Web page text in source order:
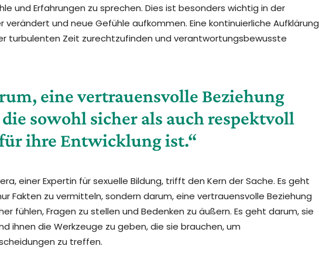
und Erfahrungen zu sprechen. Dies ist besonders wichtig in der
verändert und neue Gefühle aufkommen. Eine kontinuierliche Aufklärung
turbulenten Zeit zurechtzufinden und verantwortungsbewusste
eine vertrauensvolle Beziehung
sowohl sicher als auch respektvoll
ihre Entwicklung ist.“
einer Expertin für sexuelle Bildung, trifft den Kern der Sache. Es geht
Fakten zu vermitteln, sondern darum, eine vertrauensvolle Beziehung
fühlen, Fragen zu stellen und Bedenken zu äußern. Es geht darum, sie
ihnen die Werkzeuge zu geben, die sie brauchen, um
zu treffen.